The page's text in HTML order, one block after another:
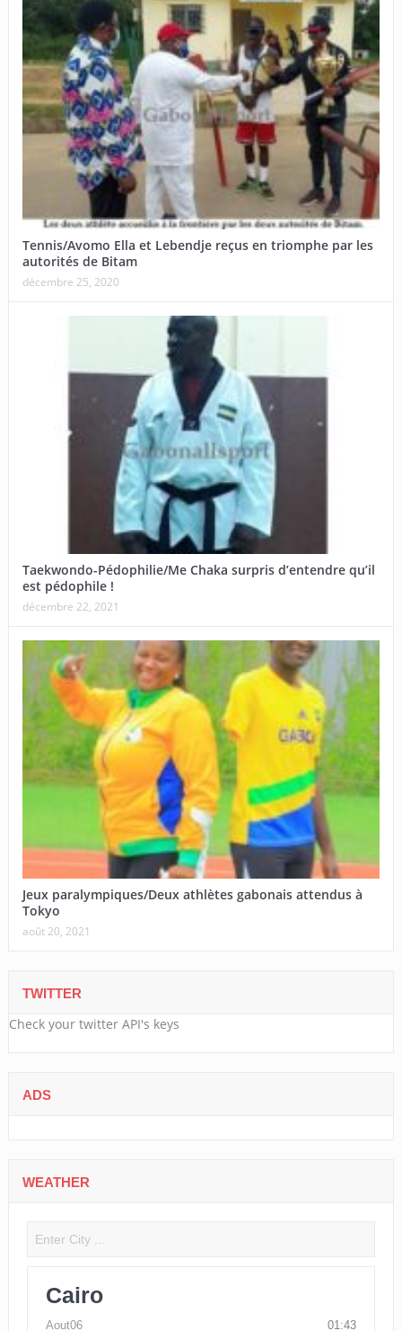
Tennis/Avomo Ella et Lebendje reçus en triomphe par les
autorités de Bitam
décembre 25, 2020
Taekwondo-Pédophilie/Me Chaka surpris d’entendre qu’il
est pédophile !
décembre 22, 2021
Jeux paralympiques/Deux athlètes gabonais attendus à
Tokyo
août 20, 2021
TWITTER
Check your twitter API's keys
ADS
WEATHER
Cairo
Aout06 01:43